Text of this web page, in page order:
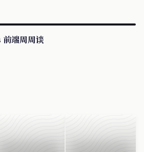
端周周谈